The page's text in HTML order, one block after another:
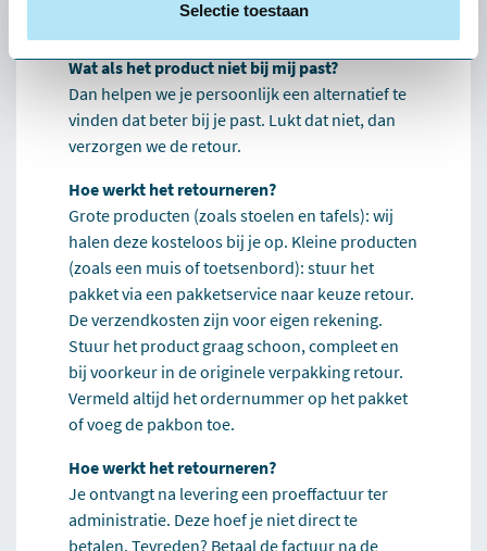
Selectie toestaan
Wat als het product niet bij mij past?
Dan helpen we je persoonlijk een alternatief te
vinden dat beter bij je past. Lukt dat niet, dan
verzorgen we de retour.
Hoe werkt het retourneren?
Grote producten (zoals stoelen en tafels): wij
halen deze kosteloos bij je op. Kleine producten
(zoals een muis of toetsenbord): stuur het
pakket via een pakketservice naar keuze retour.
De verzendkosten zijn voor eigen rekening.
Stuur het product graag schoon, compleet en
bij voorkeur in de originele verpakking retour.
Vermeld altijd het ordernummer op het pakket
of voeg de pakbon toe.
Hoe werkt het retourneren?
Je ontvangt na levering een proeffactuur ter
administratie. Deze hoef je niet direct te
betalen. Tevreden? Betaal de factuur na de